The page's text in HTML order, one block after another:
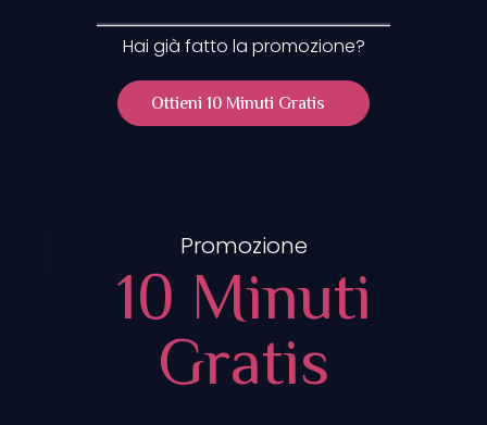
Hai già fatto la promozione?
Ottieni 10 Minuti Gratis
Promozione
10 Minuti
Gratis